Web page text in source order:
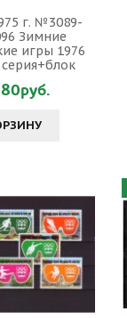
г. №3089-
Зимние
игры 1976